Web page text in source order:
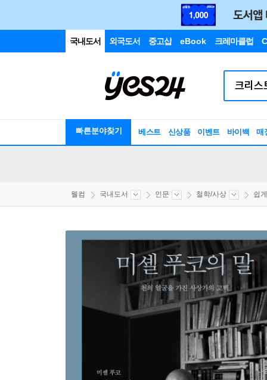
국내도서 외국도서 중고샵 eBook 크레마클럽
빠른분야찾기 베스트 신상품 이벤트 바이백 매
웰컴 국내도서 인문 철학/사상 쉽